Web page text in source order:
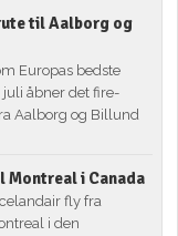
til Aalborg og
Europas bedste
juli åbner det fire-
Aalborg og Billund
Montreal i Canada
fly fra
i den